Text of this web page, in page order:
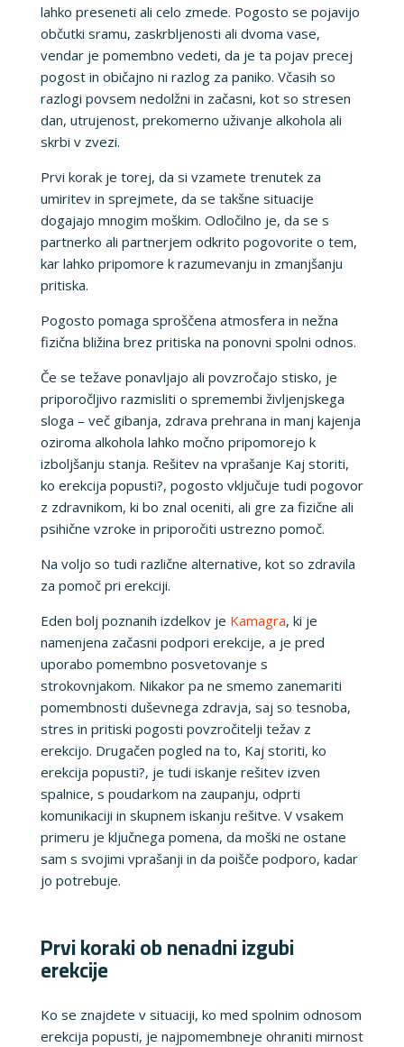
lahko preseneti ali celo zmede. Pogosto se pojavijo
občutki sramu, zaskrbljenosti ali dvoma vase,
vendar je pomembno vedeti, da je ta pojav precej
pogost in običajno ni razlog za paniko. Včasih so
razlogi povsem nedolžni in začasni, kot so stresen
dan, utrujenost, prekomerno uživanje alkohola ali
skrbi v zvezi.
Prvi korak je torej, da si vzamete trenutek za
umiritev in sprejmete, da se takšne situacije
dogajajo mnogim moškim. Odločilno je, da se s
partnerko ali partnerjem odkrito pogovorite o tem,
kar lahko pripomore k razumevanju in zmanjšanju
pritiska.
Pogosto pomaga sproščena atmosfera in nežna
fizična bližina brez pritiska na ponovni spolni odnos.
Če se težave ponavljajo ali povzročajo stisko, je
priporočljivo razmisliti o spremembi življenjskega
sloga – več gibanja, zdrava prehrana in manj kajenja
oziroma alkohola lahko močno pripomorejo k
izboljšanju stanja. Rešitev na vprašanje Kaj storiti,
ko erekcija popusti?, pogosto vključuje tudi pogovor
z zdravnikom, ki bo znal oceniti, ali gre za fizične ali
psihične vzroke in priporočiti ustrezno pomoč.
Na voljo so tudi različne alternative, kot so zdravila
za pomoč pri erekciji.
Eden bolj poznanih izdelkov je Kamagra, ki je
namenjena začasni podpori erekcije, a je pred
uporabo pomembno posvetovanje s
strokovnjakom. Nikakor pa ne smemo zanemariti
pomembnosti duševnega zdravja, saj so tesnoba,
stres in pritiski pogosti povzročitelji težav z
erekcijo. Drugačen pogled na to, Kaj storiti, ko
erekcija popusti?, je tudi iskanje rešitev izven
spalnice, s poudarkom na zaupanju, odprti
komunikaciji in skupnem iskanju rešitve. V vsakem
primeru je ključnega pomena, da moški ne ostane
sam s svojimi vprašanji in da poišče podporo, kadar
jo potrebuje.
Prvi koraki ob nenadni izgubi
erekcije
Ko se znajdete v situaciji, ko med spolnim odnosom
erekcija popusti, je najpomembneje ohraniti mirnost